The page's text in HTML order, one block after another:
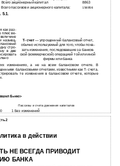
Т- счет— упрощенный балансовый отчет,
обычно используемый для того, чтобы пока­
зать изменения, последовавшие за банков­
ской (коммерческой) операцией той или иной
фирмы или банка
Всего акционерный капитал
8863
Всего пассивов и акционерного капитала:
156956
5.1.
как раз­
плюс ве­
и называ­
стро­
в две
изменениях, а не на всем балансовом отчете. В
балансовыми отчетами, известными как Т- счета.
те изменения в балансовом отчете, которые
Б»ню>
Пассивы и счета движения капиталов
1 Без изменений
2
в действии
НЕ ВСЕГДА ПРИВОДИТ
БАНКА